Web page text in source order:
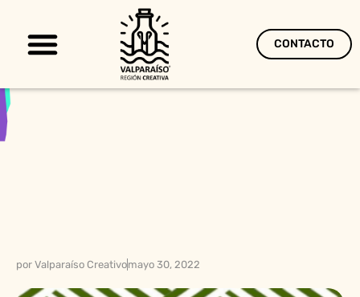
CONTACTO
por Valparaíso Creativomayo 30, 2022